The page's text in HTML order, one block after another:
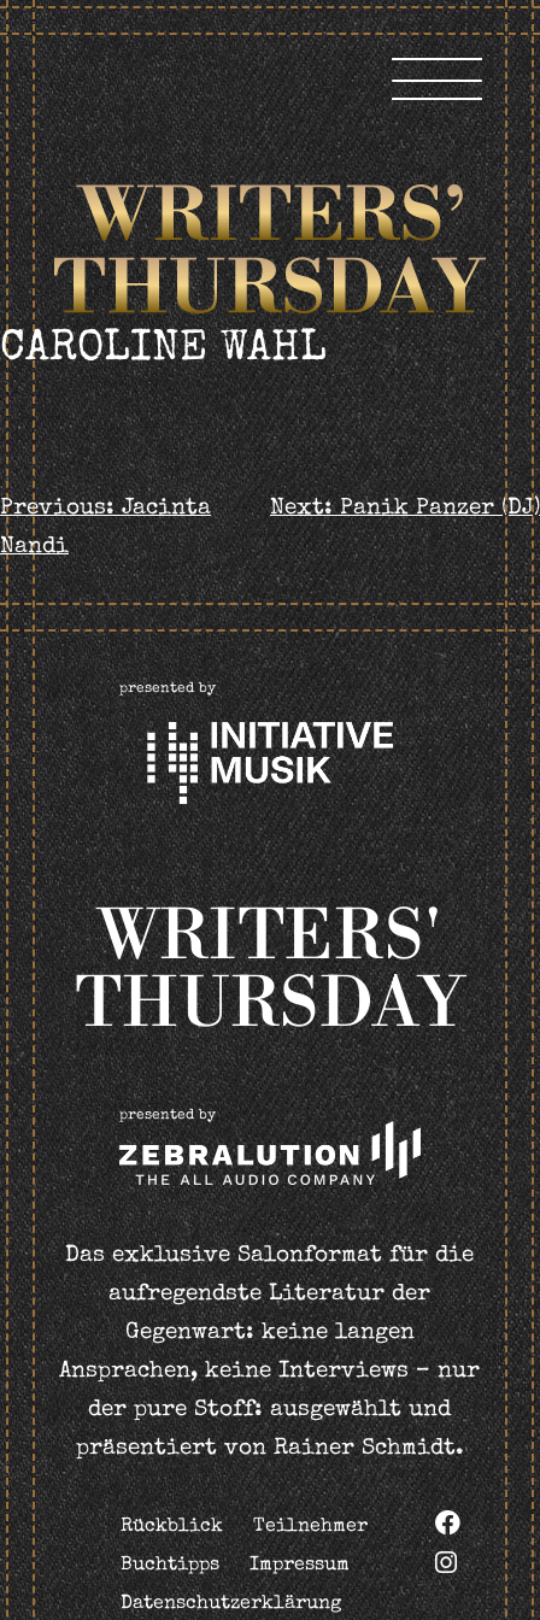
Skip
to
content
CAROLINE WAHL
BEITRAGS-
NAVIGATION
Previous: Jacinta
Nandi
Next: Panik Panzer (DJ)
presented by
WRITERS'
THURSDAY
presented by
Das exklusive Salonformat für die
aufregendste Literatur der
Gegenwart: keine langen
Ansprachen, keine Interviews – nur
der pure Stoff: ausgewählt und
präsentiert von Rainer Schmidt.
Rückblick
Teilnehmer
Buchtipps
Impressum
Datenschutzerklärung